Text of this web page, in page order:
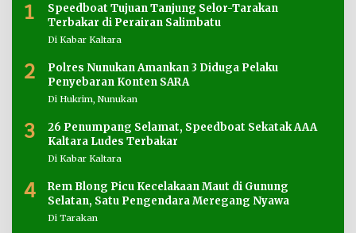
1
Speedboat Tujuan Tanjung Selor-Tarakan
Terbakar di Perairan Salimbatu
Di Kabar Kaltara
2
Polres Nunukan Amankan 3 Diduga Pelaku
Penyebaran Konten SARA
Di Hukrim, Nunukan
3
26 Penumpang Selamat, Speedboat Sekatak AAA
Kaltara Ludes Terbakar
Di Kabar Kaltara
4
Rem Blong Picu Kecelakaan Maut di Gunung
Selatan, Satu Pengendara Meregang Nyawa
Di Tarakan